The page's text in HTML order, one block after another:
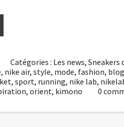
Catégories : Les news,Sneakers
, nike air, style, mode, fashion,
, sport, running, nike lab,
, orient, kimono 0